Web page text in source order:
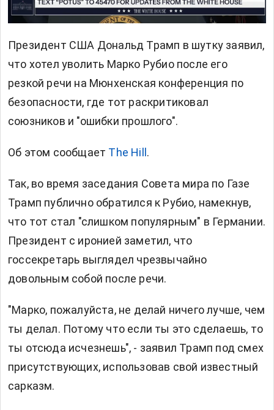
Президент США Дональд Трамп в шутку заявил,
что хотел уволить Марко Рубио после его
резкой речи на Мюнхенская конференция по
безопасности, где тот раскритиковал
союзников и "ошибки прошлого".
Об этом сообщает The Hill .
Так, во время заседания Совета мира по Газе
Трамп публично обратился к Рубио, намекнув,
что тот стал "слишком популярным" в Германии.
Президент с иронией заметил, что
госсекретарь выглядел чрезвычайно
довольным собой после речи.
"Марко, пожалуйста, не делай ничего лучше, чем
ты делал. Потому что если ты это сделаешь, то
ты отсюда исчезнешь", - заявил Трамп под смех
присутствующих, использовав свой известный
сарказм.